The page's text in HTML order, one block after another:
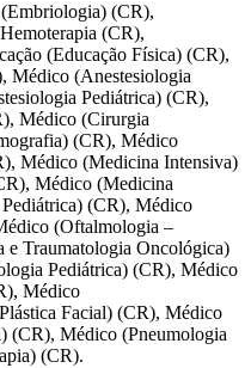
(CR),
(CR),
(Educação Física) (CR),
Médico (Anestesiologia
Pediátrica) (CR),
Médico (Cirurgia
(CR), Médico
Médico (Medicina Intensiva)
Médico (Medicina
(CR), Médico
(Oftalmologia –
Traumatologia Oncológica)
Pediátrica) (CR), Médico
Médico
Facial) (CR), Médico
(CR), Médico (Pneumologia
(CR).